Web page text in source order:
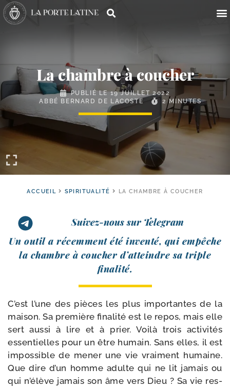
La chambre à coucher
PUBLIÉ LE19 JUILLET 2022
ABBÉ BERNARD DE LACOSTE
2 MINUTES
ACCUEIL SPIRITUALITÉ LA CHAMBRE À COUCHER
Suivez-nous sur Telegram
Un outil a récem­ment été inven­té, qui empêche
la chambre à cou­cher d’atteindre sa triple
finalité.
C’est l’une des pièces les plus impor­tantes de la
mai­son. Sa pre­mière fina­li­té est le repos, mais elle
sert aus­si à lire et à prier. Voilà trois acti­vi­tés
essen­tielles pour un être humain. Sans elles, il est
impos­sible de mener une vie vrai­ment humaine.
Que dire d’un homme adulte qui ne lit jamais ou
qui n’élève jamais son âme vers Dieu ? Sa vie res­